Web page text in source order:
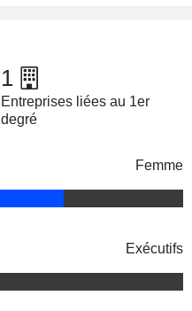
1
Entreprises liées au 1er
degré
Femme
Exécutifs